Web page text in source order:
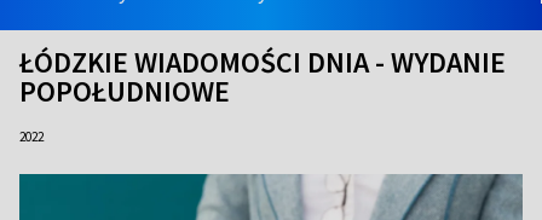
ŁÓDZKIE WIADOMOŚCI DNIA - WYDANIE
POPOŁUDNIOWE
2022